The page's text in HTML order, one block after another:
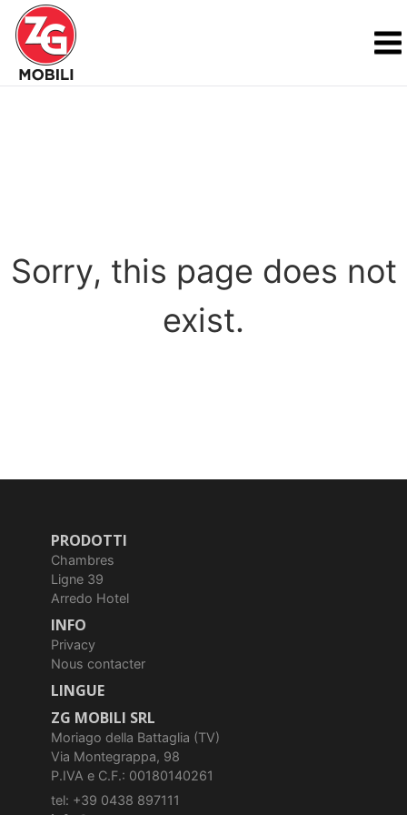
Sorry, this page does not
exist.
PRODOTTI
Chambres
Ligne 39
Arredo Hotel
INFO
Privacy
Nous contacter
LINGUE
ZG MOBILI SRL
Moriago della Battaglia (TV)
Via Montegrappa, 98
P.IVA e C.F.: 00180140261
tel: +39 0438 897111